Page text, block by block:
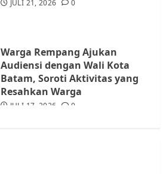
JULI 21, 2026 0
Warga Rempang Ajukan
Audiensi dengan Wali Kota
Batam, Soroti Aktivitas yang
Resahkan Warga
JULI 17, 2026 0